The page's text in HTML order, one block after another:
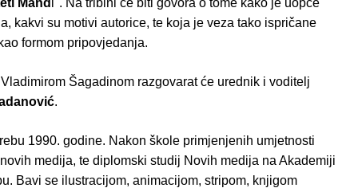
kakvi su motivi autorice, te koja je veza tako ispričane
formom pripovjedanja.
Šagadinom razgovarat će urednik i voditelj
.
1990. godine. Nakon škole primjenjenih umjetnosti
medija, te diplomski studij Novih medija na Akademiji
Bavi se ilustracijom, animacijom, stripom, knjigom